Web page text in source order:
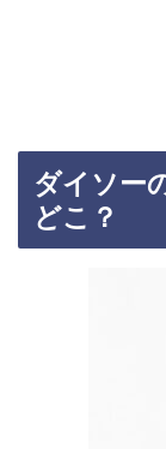
ダイソー
どこ？